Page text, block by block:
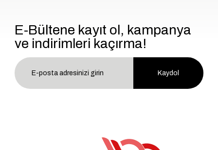
E-Bültene kayıt ol, kampanya
ve indirimleri kaçırma!
Kaydol